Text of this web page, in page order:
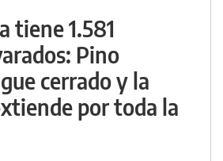
tiene 1.581
Pino
cerrado y la
por toda la